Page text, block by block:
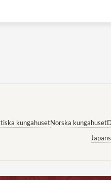
kungahusetNorska kungahuset